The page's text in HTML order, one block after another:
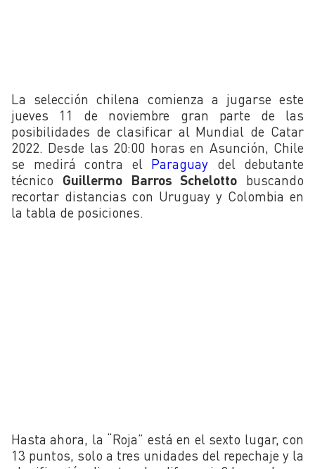
La selección chilena comienza a jugarse este
jueves 11 de noviembre gran parte de las
posibilidades de clasificar al Mundial de Catar
2022. Desde las 20:00 horas en Asunción, Chile
se medirá contra el Paraguay del debutante
técnico Guillermo Barros Schelotto buscando
recortar distancias con Uruguay y Colombia en
la tabla de posiciones.
Hasta ahora, la “Roja” está en el sexto lugar, con
13 puntos, solo a tres unidades del repechaje y la